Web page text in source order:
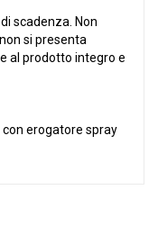
scadenza. Non
si presenta
al prodotto integro e
erogatore spray